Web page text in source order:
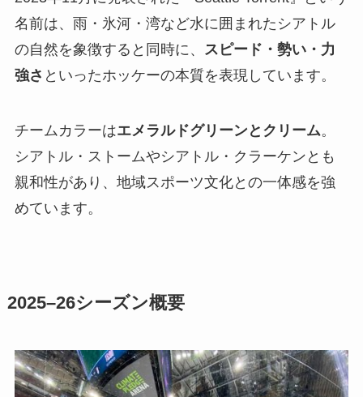
名前は、雨・氷河・湾など水に囲まれたシアトル
の自然を象徴すると同時に、 スピード・勢い・力
強さ といったホッケーの本質を表現しています。
チームカラーはエメラルドグリーンとクリーム。
シアトル・ストームやシアトル・クラーケンとも
親和性があり、地域スポーツ文化との一体感を強
めています。
2025–26シーズン概要